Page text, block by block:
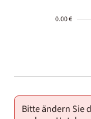
0.00 €
01-02
Bitte ändern Sie